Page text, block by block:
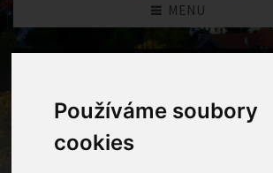
Používáme soubory
cookies
MENU
stál. V ruce velkou berličku, na hlavě měl